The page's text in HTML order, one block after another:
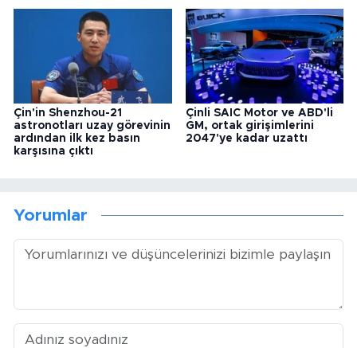
Çin'in Shenzhou-21
astronotları uzay görevinin
ardından ilk kez basın
karşısına çıktı
Çinli SAIC Motor ve ABD'li
GM, ortak girişimlerini
2047'ye kadar uzattı
Yorumlar